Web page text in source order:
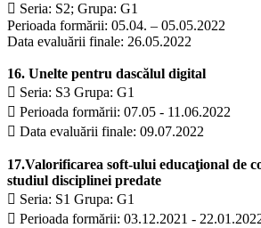
 Seria: S2; Grupa: G1
Perioada formării: 05.04. – 05.05.2022
Data evaluării finale: 26.05.2022
16. Unelte pentru dascălul digital
 Seria: S3 Grupa: G1
 Perioada formării: 07.05 - 11.06.2022
 Data evaluării finale: 09.07.2022
17.Valorificarea soft-ului educaţional de
studiul disciplinei predate
 Seria: S1 Grupa: G1
 Perioada formării: 03.12.2021 -